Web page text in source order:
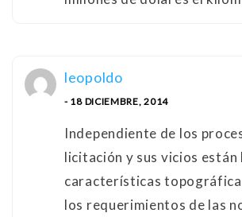
leopoldo
- 18 DICIEMBRE, 2014
Independiente de los
licitación y sus vicios están
características
los requerimientos de las